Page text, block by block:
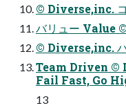
©︎ Diverse,inc. コ
バリュー Value
©︎ Diverse,inc. バ
Team Driven ©︎
Fail Fast, Go
13